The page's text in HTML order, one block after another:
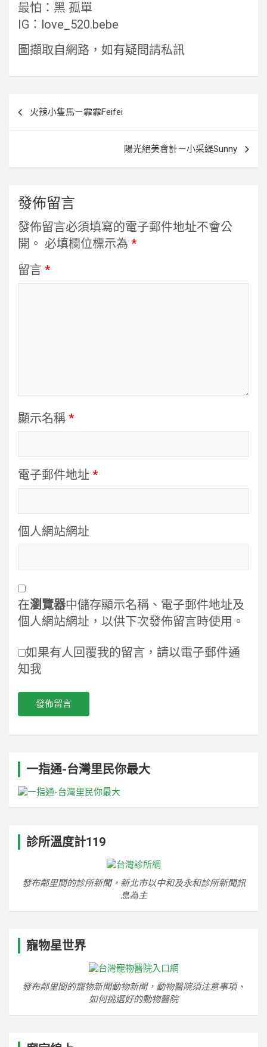
最怕：黑 孤單
IG：love_520.bebe
圖擷取自網路，如有疑問請私訊
火辣小隻馬－霏霏Feifei
陽光絕美會計－小采緹Sunny
發佈留言
發佈留言必須填寫的電子郵件地址不會公
開。 必填欄位標示為 *
留言 *
顯示名稱 *
電子郵件地址 *
個人網站網址
在瀏覽器中儲存顯示名稱、電子郵件地址及
個人網站網址，以供下次發佈留言時使用。
如果有人回覆我的留言，請以電子郵件通
知我
一指通-台灣里民你最大
診所溫度計119
發布鄰里間的診所新聞，新北市以中和及永和診所新聞訊
息為主
寵物星世界
發布鄰里間的寵物新聞動物新聞，動物醫院須注意事項、
如何挑選好的動物醫院